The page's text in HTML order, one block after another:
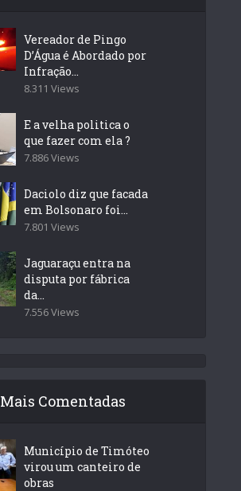
Vereador de Pingo
D’Água é Abordado por
Infração...
8.311 Views
E a velha politica o
que fazer com ela ?
7.886 Views
Daciolo diz que facada
em Bolsonaro foi...
7.801 Views
Jaguaraçu entra na
disputa por fábrica
da...
7.556 Views
Mais Comentadas
Município de Timóteo
virou um canteiro de
obras